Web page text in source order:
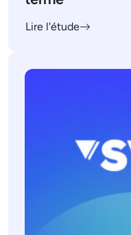
Lire l'étude